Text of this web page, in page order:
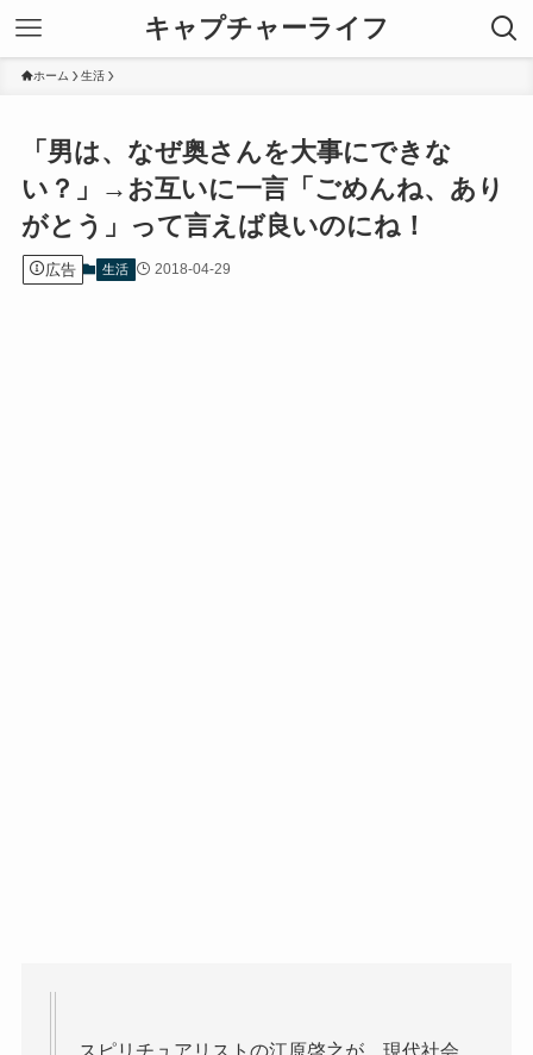
キャプチャーライフ
ホーム 生活
「男は、なぜ奥さんを大事にできな
い？」→お互いに一言「ごめんね、あり
がとう」って言えば良いのにね！
広告 生活 2018-04-29
スピリチュアリストの江原啓之が、現代社会